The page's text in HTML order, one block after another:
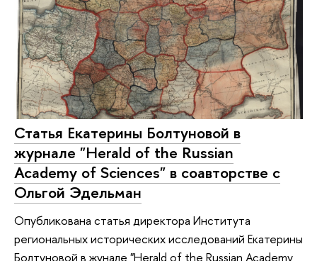
Статья Екатерины Болтуновой в
журнале "Herald of the Russian
Academy of Sciences" в соавторстве с
Ольгой Эдельман
Опубликована статья директора Института
региональных исторических исследований Екатерины
Болтуновой в жунале "Herald of the Russian Academy